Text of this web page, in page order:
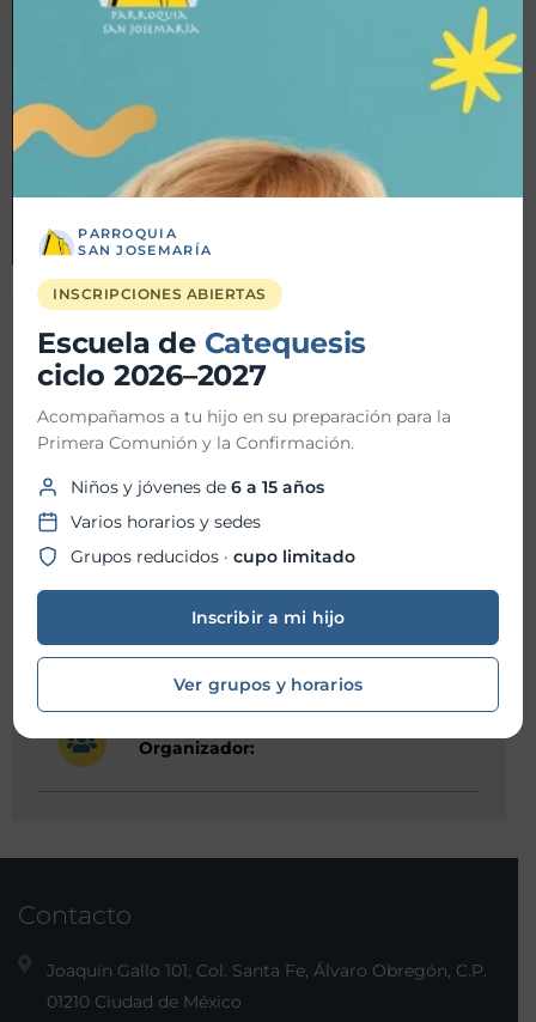
Detalles
Fecha fin: 11-09-2024
Hora inicio:07:00 PM
Hora fin:08:30 PM
Ubicación:
Organizador:
Contacto
Joaquín Gallo 101, Col. Santa Fe, Álvaro Obregón, C.P.
01210 Ciudad de México
PARROQUIA
SAN JOSEMARÍA
INSCRIPCIONES ABIERTAS
Escuela de Catequesis
ciclo 2026–2027
Acompañamos a tu hijo en su preparación para la
Primera Comunión y la Confirmación.
Niños y jóvenes de6 a 15 años
Varios horarios y sedes
Grupos reducidos ·cupo limitado
Inscribir a mi hijo
Ver grupos y horarios